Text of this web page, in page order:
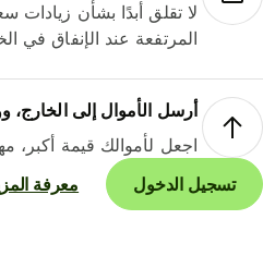
لا تقلق أبدًا بشأن زيادات
المرتفعة عند الإنفاق في
أرسل الأموال إلى الخارج،
اجعل لأموالك قيمة أكبر،
تسجيل الدخول
معرفة المزيد